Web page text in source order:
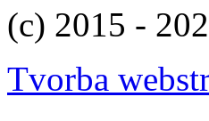
(c) 2015 -
Tvorba